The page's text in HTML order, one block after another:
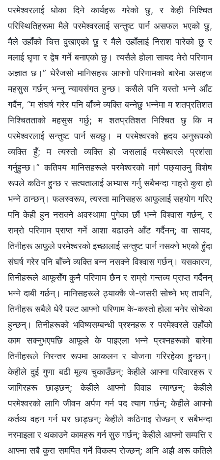
परमेश्‍वरलाई धोका दिने कार्यहरू गरेको छु, र केही निश्चित
परिस्थितिहरूमा मैले परमेश्‍वरलाई सन्तुष्ट पार्न असफल भएको छु,
मैले उहाँको चित्त दुखाएको छु र मैले उहाँलाई निराश पारेको छु र
मलाई घृणा र द्वेष गर्ने बनाएको छु। त्यसैले होला सायद मेरो परिणाम
अज्ञात छ।” धेरैजसो मानिसहरू आफ्नो परिणामको बारेमा असहज
महसुस गर्छन् भन्नु न्यायसंगत हुन्छ। कसैले पनि यस्तो भन्ने आँट
गर्दैन, “म संघर्ष गरेर पनि बाँच्‍ने व्यक्ति बन्नेछु भन्‍नेमा म शतप्रतिशत
निश्चितताको महसुस गर्छु; म शतप्रतिशत निश्चित छु कि म
परमेश्‍वरलाई सन्तुष्ट पार्न सक्छु। म परमेश्‍वरको हृदय अनुरूपको
व्यक्ति हुँ; म त्यस्तो व्यक्ति हो जसलाई परमेश्‍वरले प्रशंसा
गर्नुहुन्छ।” कतिपय मानिसहरूले परमेश्‍वरको मार्ग पछ्याउनु विशेष
रूपले कठिन हुन्छ र सत्यतालाई अभ्यास गर्नु सबैभन्दा गाह्रो कुरा हो
भन्ने ठान्छन्। फलस्वरूप, त्यस्ता मानिसहरू आफूलाई सहयोग गरिए
पनि केही हुन नसक्‍ने अवस्थामा पुगेका छौं भन्‍ने विश्‍वास गर्छन्, र
राम्रो परिणाम प्राप्त गर्ने आशा बढाउने आँट गर्दैनन्; वा सायद,
तिनीहरू आफूले परमेश्‍वरको इच्छालाई सन्तुष्ट पार्न नसक्ने भएको हुँदा
संघर्ष गरेर पनि बाँच्‍ने व्यक्ति बन्न नसक्ने विश्‍वास गर्छन्। यसकारण,
तिनीहरूले आफूसँग कुनै परिणाम छैन र राम्रो गन्तव्य प्राप्त गर्दैनन्
भन्‍ने दाबी गर्छन्। मानिसहरूले ठ्याक्कै जे-जसरी सोच्ने भए तापनि,
तिनीहरू सबैले धेरै पल्ट आफ्नो परिणाम के-कस्तो होला भनेर सोचेका
हुन्छन्। तिनीहरूको भविष्यसम्बन्धी प्रश्नहरू र परमेश्‍वरले उहाँको
काम सक्नुभएपछि आफूले के पाइएला भन्ने प्रश्नहरूको बारेमा
तिनीहरूले निरन्तर रूपमा आकलन र योजना गरिरहेका हुन्छन्।
केहीले दुई गुणा बढी मूल्य चुकाउँछन्; केहीले आफ्‍ना परिवारहरू र
जागिरहरू छाड्छन्; केहीले आफ्नो विवाह त्याग्छन्; केहीले
परमेश्‍वरको लागि जीवन अर्पण गर्न पद त्याग गर्छन्; केहीले आफ्‍नो
कर्तव्य वहन गर्न घर छाड्छन्; केहीले कठिनाइ रोज्छन् र सबैभन्दा
नरमाइला र थकाउने कामहरू गर्न सुरु गर्छन्; केहीले आफ्नो सम्पत्ति र
आफ्ना सबै कुरा समर्पित गर्ने विकल्प रोज्छन्; अनि अझै अरू कतिले